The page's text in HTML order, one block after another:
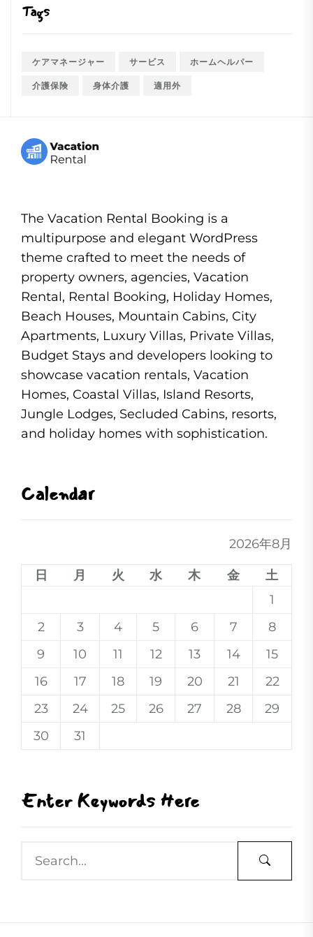
Tags
ケアマネージャー サービス ホームヘルパー
介護保険 身体介護 適用外
The Vacation Rental Booking is a
multipurpose and elegant WordPress
theme crafted to meet the needs of
property owners, agencies, Vacation
Rental, Rental Booking, Holiday Homes,
Beach Houses, Mountain Cabins, City
Apartments, Luxury Villas, Private Villas,
Budget Stays and developers looking to
showcase vacation rentals, Vacation
Homes, Coastal Villas, Island Resorts,
Jungle Lodges, Secluded Cabins, resorts,
and holiday homes with sophistication.
Calendar
2026年8月
日 月 火 水 木 金
土
1
2
3 4 5 6 7
8
9
10 11 12 13 14
15
16
17 18 19 20 21
22
23
24 25 26 27 28
29
30
31
Enter Keywords Here